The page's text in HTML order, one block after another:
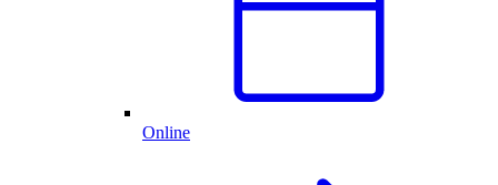
Online